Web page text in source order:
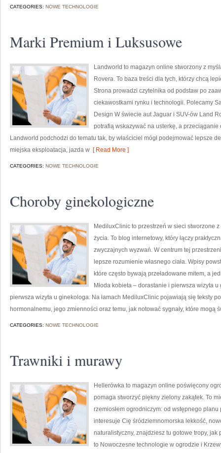
CATEGORIES: NOWE TECHNOLOGIE
Marki Premium i Luksusowe
Landworld to magazyn online stworzony z
Rovera. To baza treści dla tych, którzy chcą
Strona prowadzi czytelnika od podstaw po
ciekawostkami rynku i technologii. Polecamy
Design W świecie aut Jaguar i SUV-ów Land
potrafią wskazywać na usterkę, a przeciąganie
Landworld podchodzi do tematu tak, by właściciel mógł podejmować lepsze
miejska eksploatacja, jazda w [ Read More ]
CATEGORIES: NOWE TECHNOLOGIE
Choroby ginekologiczne
MediluxClinic to przestrzeń w sieci stworzone
życia. To blog internetowy, który łączy
zwyczajnych wyzwań. W centrum tej
lepsze rozumienie własnego ciała. Wpisy
które często bywają przeładowane mitem, a
Młoda kobieta – dorastanie i pierwsza wizyta
pierwsza wizyta u ginekologa. Na łamach MediluxClinic pojawiają się teksty
hormonalnemu, jego zmienności oraz temu, jak notować sygnały, które mogą
CATEGORIES: NOWE TECHNOLOGIE
Trawniki i murawy
Hellerówka to magazyn online poświęcony
pomaga stworzyć piękny zielony zakątek. To
rzemiosłem ogrodniczym: od wstępnego
interesuje Cię śródziemnomorska lekkość,
naturalistyczny, znajdziesz tu gotowe tropy,
to Nowoczesne technologie w ogrodzie i